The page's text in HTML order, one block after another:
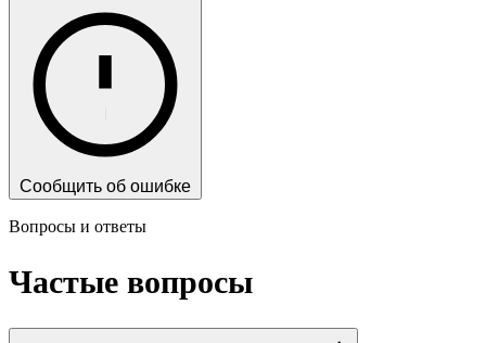
Сообщить об ошибке
Вопросы и ответы
Частые вопросы